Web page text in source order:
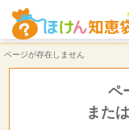
ページが存在しません | ほけん知恵袋
ページが存在しません
ペ
また